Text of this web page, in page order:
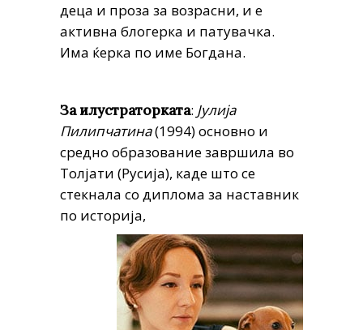
деца и проза за возрасни, и е
активна блогерка и патувачка.
Има ќерка по име Богдана.
За илустраторката: Јулија
Пилипчатина(1994) основно и
средно образование завршила во
Толјати (Русија), каде што се
стекнала со диплома за наставник
по историја,